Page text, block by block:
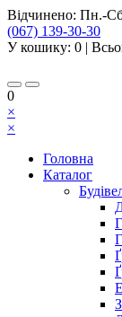
Відчинено: Пн.-
(067) 139-30-30
У кошику: 0 |
0
×
×
Головна
Каталог